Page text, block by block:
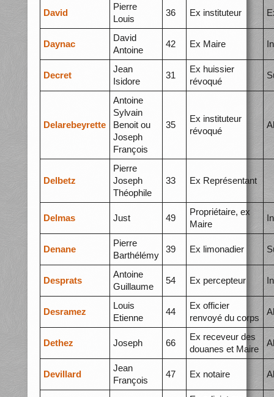
David
Pierre
Louis
36 Ex instituteur
Daynac
David
Antoine
42 Ex Maire
Decret
Jean
Isidore
31
Ex huissier
révoqué
Delarebeyrette
Antoine
Sylvain
Benoit ou
Joseph
François
35
Ex instituteur
révoqué
Delbetz
Pierre
Joseph
Théophile
33 Ex Représentant
Delmas Just 49
Propriétaire, ex
Maire
Denane
Pierre
Barthélémy
39 Ex limonadier
Desprats
Antoine
Guillaume
54 Ex percepteur
Desramez
Louis
Etienne
44
Ex officier
renvoyé du corps
Dethez Joseph 66
Ex receveur des
douanes et Maire
Devillard
Jean
François
47 Ex notaire